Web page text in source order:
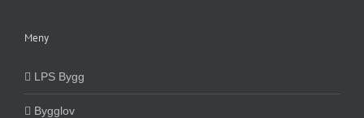
Meny
LPS Bygg
Bygglov